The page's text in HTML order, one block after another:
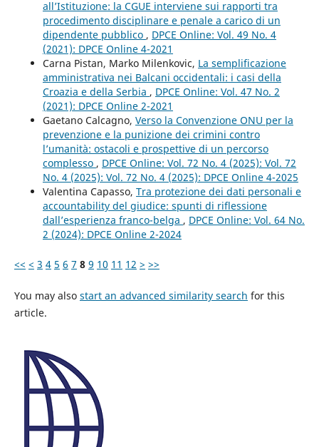
all’Istituzione: la CGUE interviene sui rapporti tra
procedimento disciplinare e penale a carico di un
dipendente pubblico , DPCE Online: Vol. 49 No. 4
(2021): DPCE Online 4-2021
Carna Pistan, Marko Milenkovic, La semplificazione
amministrativa nei Balcani occidentali: i casi della
Croazia e della Serbia , DPCE Online: Vol. 47 No. 2
(2021): DPCE Online 2-2021
Gaetano Calcagno, Verso la Convenzione ONU per la
prevenzione e la punizione dei crimini contro
l’umanità: ostacoli e prospettive di un percorso
complesso , DPCE Online: Vol. 72 No. 4 (2025): Vol. 72
No. 4 (2025): Vol. 72 No. 4 (2025): DPCE Online 4-2025
Valentina Capasso, Tra protezione dei dati personali e
accountability del giudice: spunti di riflessione
dall’esperienza franco-belga , DPCE Online: Vol. 64 No.
2 (2024): DPCE Online 2-2024
<< < 3 4 5 6 7 8 9 10 11 12 > >>
You may also start an advanced similarity search for this
article.